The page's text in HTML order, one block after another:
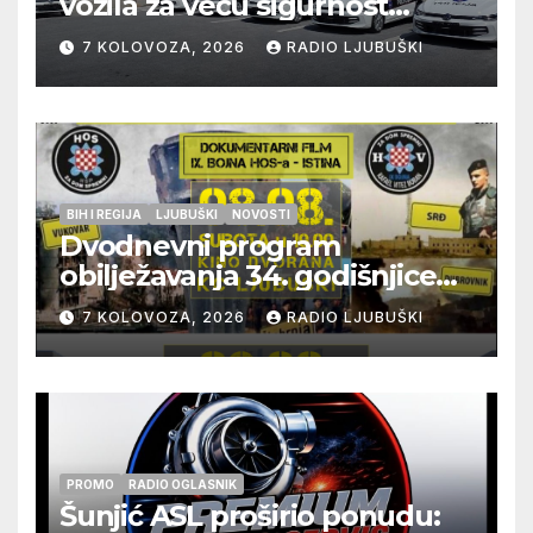
građana i učinkovitiji rad
policije
7 KOLOVOZA, 2026 RADIO LJUBUŠKI
BIH I REGIJA LJUBUŠKI NOVOSTI
Dvodnevni program
obilježavanja 34. godišnjice
pogibije generala Blaža
Kraljevića i osmorice
pripadnika HOS-a
7 KOLOVOZA, 2026 RADIO LJUBUŠKI
PROMO RADIO OGLASNIK
Šunjić ASL proširio ponudu: